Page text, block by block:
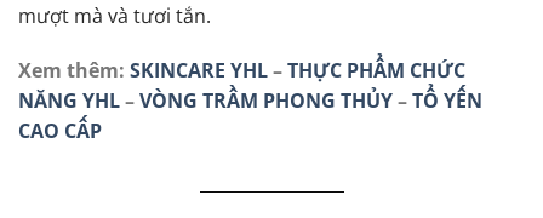
mượt mà và tươi tắn.
Xem thêm: SKINCARE YHL–THỰC PHẨM CHỨC
NĂNG YHL–VÒNG TRẦM PHONG THỦY–TỔ YẾN
CAO CẤP